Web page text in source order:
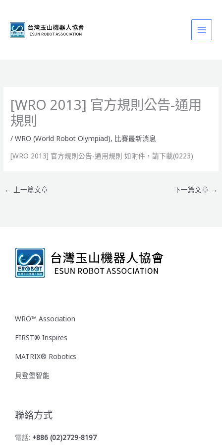
[WRO 2013] 官方規則公告-通用
規則
/WRO (World Robot Olympiad), 比賽最新消息
[WRO 2013] 官方規則公告-通用規則 如附件，請下載(0223)
← 上一篇文章 下一篇文章 →
WRO™ Association
FIRST® Inspires
MATRIX® Robotics
貝登堡智能
聯絡方式
電話: +886 (02)2729-8197